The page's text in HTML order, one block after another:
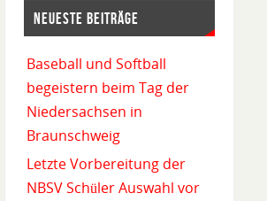
NEUESTE BEITRÄGE
Baseball und Softball
begeistern beim Tag der
Niedersachsen in
Braunschweig
Letzte Vorbereitung der
NBSV Schüler Auswahl vor